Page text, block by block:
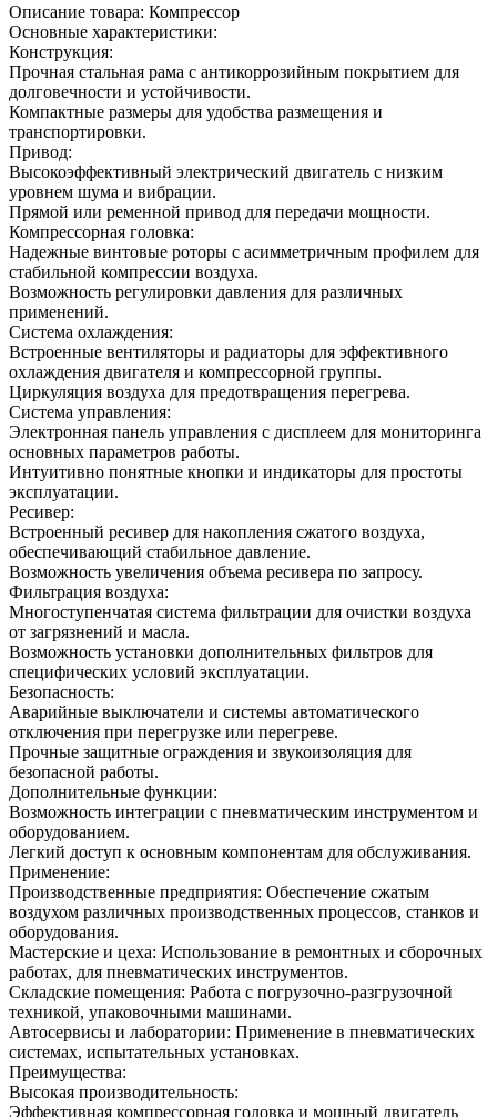
Описание товара: Компрессор
Основные характеристики:
Конструкция:
Прочная стальная рама с антикоррозийным покрытием для
долговечности и устойчивости.
Компактные размеры для удобства размещения и
транспортировки.
Привод:
Высокоэффективный электрический двигатель с низким
уровнем шума и вибрации.
Прямой или ременной привод для передачи мощности.
Компрессорная головка:
Надежные винтовые роторы с асимметричным профилем для
стабильной компрессии воздуха.
Возможность регулировки давления для различных
применений.
Система охлаждения:
Встроенные вентиляторы и радиаторы для эффективного
охлаждения двигателя и компрессорной группы.
Циркуляция воздуха для предотвращения перегрева.
Система управления:
Электронная панель управления с дисплеем для мониторинга
основных параметров работы.
Интуитивно понятные кнопки и индикаторы для простоты
эксплуатации.
Ресивер:
Встроенный ресивер для накопления сжатого воздуха,
обеспечивающий стабильное давление.
Возможность увеличения объема ресивера по запросу.
Фильтрация воздуха:
Многоступенчатая система фильтрации для очистки воздуха
от загрязнений и масла.
Возможность установки дополнительных фильтров для
специфических условий эксплуатации.
Безопасность:
Аварийные выключатели и системы автоматического
отключения при перегрузке или перегреве.
Прочные защитные ограждения и звукоизоляция для
безопасной работы.
Дополнительные функции:
Возможность интеграции с пневматическим инструментом и
оборудованием.
Легкий доступ к основным компонентам для обслуживания.
Применение:
Производственные предприятия: Обеспечение сжатым
воздухом различных производственных процессов, станков и
оборудования.
Мастерские и цеха: Использование в ремонтных и сборочных
работах, для пневматических инструментов.
Складские помещения: Работа с погрузочно-разгрузочной
техникой, упаковочными машинами.
Автосервисы и лаборатории: Применение в пневматических
системах, испытательных установках.
Преимущества:
Высокая производительность:
Эффективная компрессорная головка и мощный двигатель